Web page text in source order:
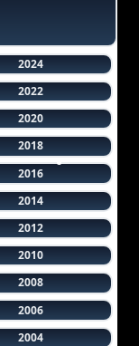
2024
2022
2020
2018
2016
2014
2012
2010
2008
2006
2004